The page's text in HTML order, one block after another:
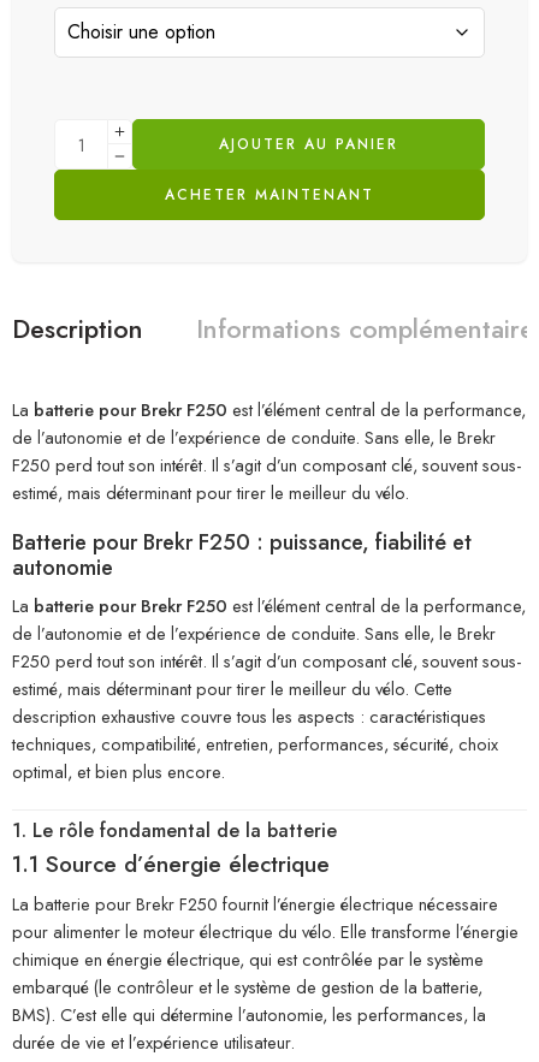
AJOUTER AU PANIER
ACHETER MAINTENANT
Description Informations
La batterie pour Brekr F250 est l’élément central de la performance,
de l’autonomie et de l’expérience de conduite. Sans elle, le Brekr
F250 perd tout son intérêt. Il s’agit d’un composant clé, souvent sous-
estimé, mais déterminant pour tirer le meilleur du vélo.
Batterie pour Brekr F250 : puissance, fiabilité et
autonomie
La batterie pour Brekr F250 est l’élément central de la performance,
de l’autonomie et de l’expérience de conduite. Sans elle, le Brekr
F250 perd tout son intérêt. Il s’agit d’un composant clé, souvent sous-
estimé, mais déterminant pour tirer le meilleur du vélo. Cette
description exhaustive couvre tous les aspects : caractéristiques
techniques, compatibilité, entretien, performances, sécurité, choix
optimal, et bien plus encore.
1. Le rôle fondamental de la batterie
1.1 Source d’énergie électrique
La batterie pour Brekr F250 fournit l’énergie électrique nécessaire
pour alimenter le moteur électrique du vélo. Elle transforme l’énergie
chimique en énergie électrique, qui est contrôlée par le système
embarqué (le contrôleur et le système de gestion de la batterie,
BMS). C’est elle qui détermine l’autonomie, les performances, la
durée de vie et l’expérience utilisateur.